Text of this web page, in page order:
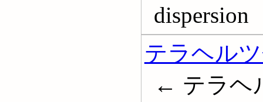
dispersion
テラヘル
← テラヘ